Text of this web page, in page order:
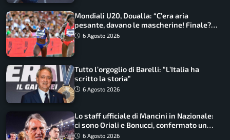
Mondiali U20, Doualla: “C’era aria
pesante, davano le mascherine! Finale?
Non ho nulla da perdere”
6 Agosto 2026
Tutto l’orgoglio di Barelli: “L’Italia ha
scritto la storia”
6 Agosto 2026
Lo staff ufficiale di Mancini in Nazionale:
ci sono Oriali e Bonucci, confermato un
ritorno
6 Agosto 2026